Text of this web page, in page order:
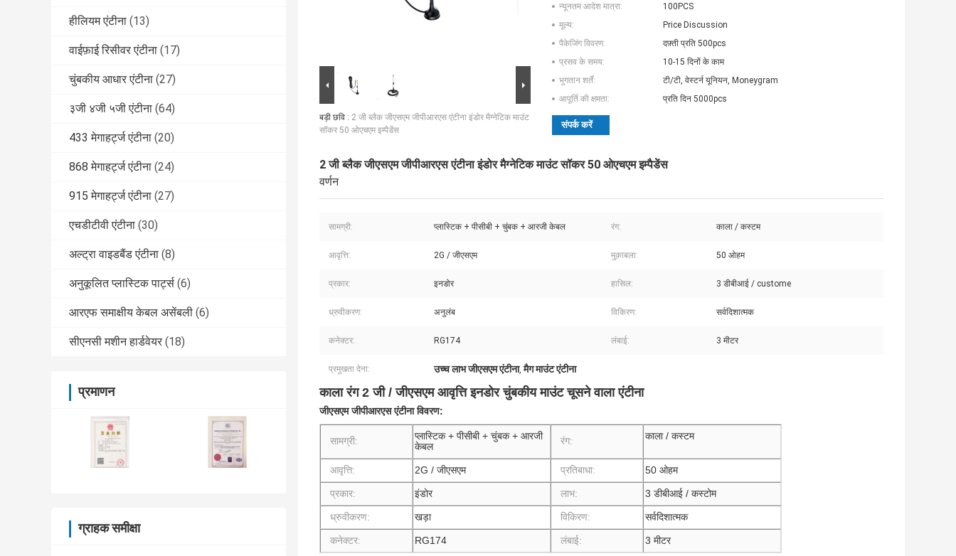
हीलियम एंटीना (13)
वाईफ़ाई रिसीवर एंटीना (17)
चुंबकीय आधार एंटीना (27)
३जी ४जी ५जी एंटीना (64)
433 मेगाहर्ट्ज एंटीना (20)
868 मेगाहर्ट्ज एंटीना (24)
915 मेगाहर्ट्ज एंटीना (27)
एचडीटीवी एंटीना (30)
अल्ट्रा वाइडबैंड एंटीना (8)
अनुकूलित प्लास्टिक पार्ट्स (6)
आरएफ समाक्षीय केबल असेंबली (6)
सीएनसी मशीन हार्डवेयर (18)
प्रमाणन
ग्राहक समीक्षा
बड़ी छवि : 2 जी ब्लैक जीएसएम जीपीआरएस एंटीना इंडोर मैग्नेटिक माउंट
सॉकर 50 ओएचएम इम्पैडेंस
न्यूनतम आदेश मात्रा:
100PCS
मूल्य:
Price Discussion
पैकेजिंग विवरण:
दफ़्ती प्रति 500pcs
प्रसव के समय:
10-15 दिनों के काम
भुगतान शर्तें:
टी/टी, वेस्टर्न यूनियन, Moneygram
आपूर्ति की क्षमता:
प्रति दिन 5000pcs
संपर्क करें
2 जी ब्लैक जीएसएम जीपीआरएस एंटीना इंडोर मैग्नेटिक माउंट सॉकर 50 ओएचएम इम्पैडेंस
वर्णन
सामग्री: प्लास्टिक + पीसीबी + चुंबक + आरजी केबल रंग: काला / कस्टम
आवृत्ति: 2G / जीएसएम मुक़ाबला: 50 ओहम
प्रकार: इनडोर हासिल: 3 डीबीआई / custome
ध्रुवीकरण: अनुलंब विकिरण: सर्वदिशात्मक
कनेक्टर: RG174 लंबाई: 3 मीटर
प्रमुखता देना: उच्च लाभ जीएसएम एंटीना,मैग माउंट एंटीना
काला रंग 2 जी / जीएसएम आवृत्ति इनडोर चुंबकीय माउंट चूसने वाला एंटीना
जीएसएम जीपीआरएस एंटीना विवरण:
सामग्री:
प्लास्टिक + पीसीबी + चुंबक + आरजी
केबल
रंग: काला / कस्टम
आवृत्ति: 2G / जीएसएम प्रतिबाधा: 50 ओहम
प्रकार: इंडोर लाभ: 3 डीबीआई / कस्टोम
ध्रुवीकरण: खड़ा विकिरण: सर्वदिशात्मक
कनेक्टर: RG174 लंबाई: 3 मीटर